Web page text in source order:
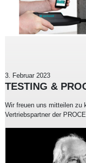
3. Februar 2023
TESTING &
Wir freuen uns mitteilen zu
Vertriebspartner der